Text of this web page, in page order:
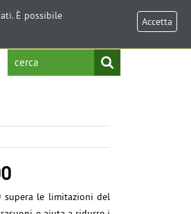
▼
supera le limitazioni del
È possibile
Accetta